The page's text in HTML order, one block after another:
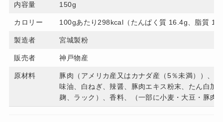
内容量 150g
カロリー 100gあたり298kcal（たんぱく質 16.4g、脂質
製造者 宮城製粉
販売者 神戸物産
原材料
豚肉（アメリカ産又はカナダ産（5％未満））、
味油、白ねぎ、辣醤、豚肉エキス粉末、たん白加
麹、ラック）、香料、（一部に小麦・大豆・豚肉